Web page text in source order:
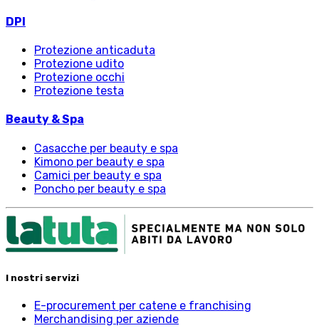
DPI
Protezione anticaduta
Protezione udito
Protezione occhi
Protezione testa
Beauty & Spa
Casacche per beauty e spa
Kimono per beauty e spa
Camici per beauty e spa
Poncho per beauty e spa
I nostri servizi
E-procurement per catene e franchising
Merchandising per aziende